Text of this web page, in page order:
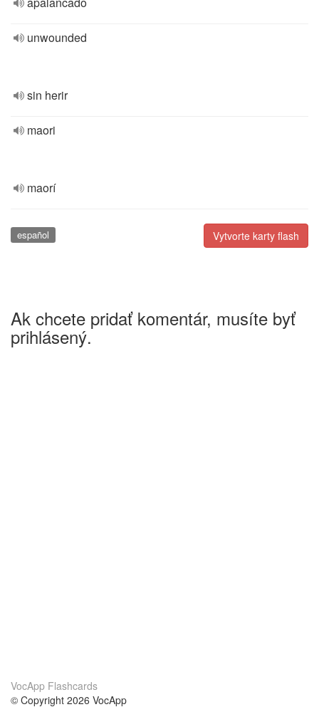
unwounded
sin herir
maori
maorí
Vytvorte karty flash
español
Ak chcete pridať komentár, musíte byť
prihlásený.
VocApp Flashcards
© Copyright 2026 VocApp